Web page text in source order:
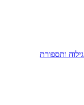
ותספורת